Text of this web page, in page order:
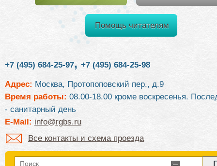
Помощь читателям
+7 (495) 684-25-97, +7 (495) 684-25-98
Адрес: Москва, Протопоповский пер., д.9
Время работы: 08.00-18.00 кроме воскресенья.
- санитарный день
E-Mail: info@rgbs.ru
Все контакты и схема проезда